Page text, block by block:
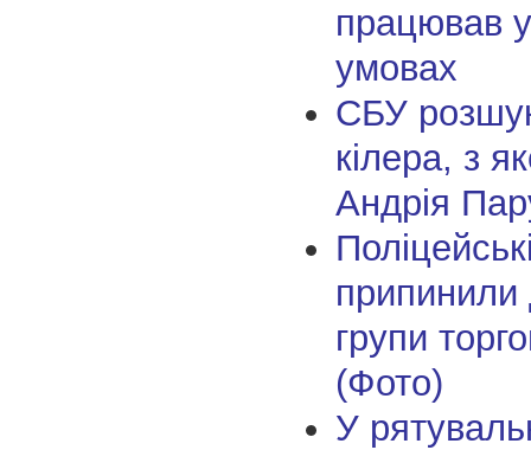
працював
умовах
СБУ
кілера, з
Андрія
припинили
групи
(Фото)
У